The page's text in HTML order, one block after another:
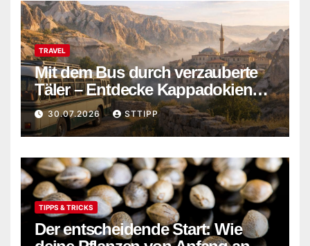
TRAVEL
Mit dem Bus durch verzauberte
Täler – Entdecke Kappadokiens
verborgene Wunder abseits der
Touristenpfade
30.07.2026 STTIPP
TIPPS & TRICKS
Der entscheidende Start: Wie